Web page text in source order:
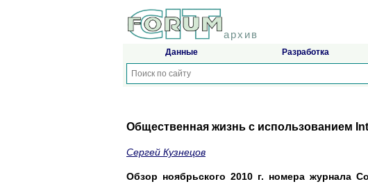
архив
Данные Разработка
Общественная жизнь с использованием
Сергей Кузнецов
Обзор ноябрьского 2010 г. номера журнала